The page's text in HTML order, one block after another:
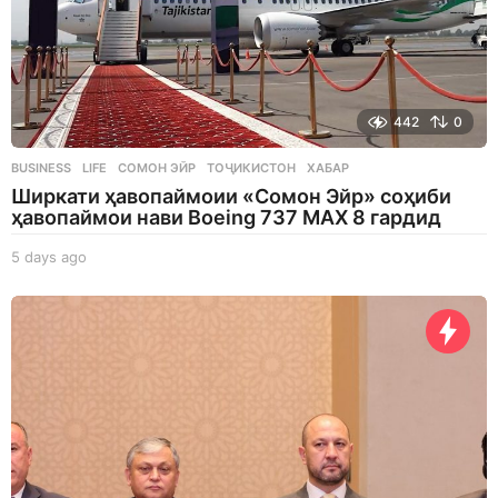
442 0
BUSINESS ,LIFE СОМОН ЭЙР ,ТОҶИКИСТОН ,ХАБАР
Ширкати ҳавопаймоии «Сомон Эйр» соҳиби
ҳавопаймои нави Boeing 737 MAX 8 гардид
5 days ago
a